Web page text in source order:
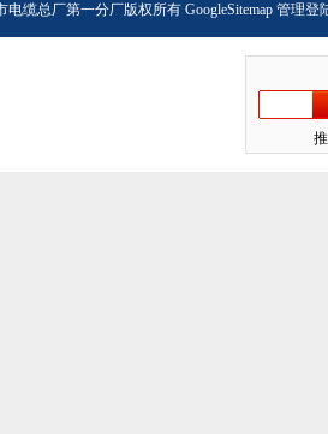
电缆总厂第一分厂版权所有 GoogleSitemap 管理登